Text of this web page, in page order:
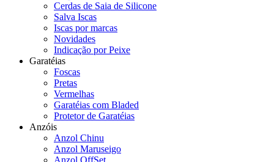
Cerdas de Saia de Silicone
Salva Iscas
Iscas por marcas
Novidades
Indicação por Peixe
Garatéias
Foscas
Pretas
Vermelhas
Garatéias com Bladed
Protetor de Garatéias
Anzóis
Anzol Chinu
Anzol Maruseigo
Anzol OffSet